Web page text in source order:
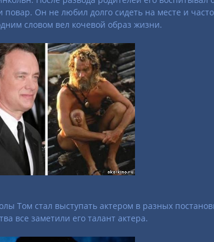
повар. Он не любил долго сидеть на месте и
словом вел кочевой образ жизни.
Том стал выступать актером в разных
все заметили его талант актера.